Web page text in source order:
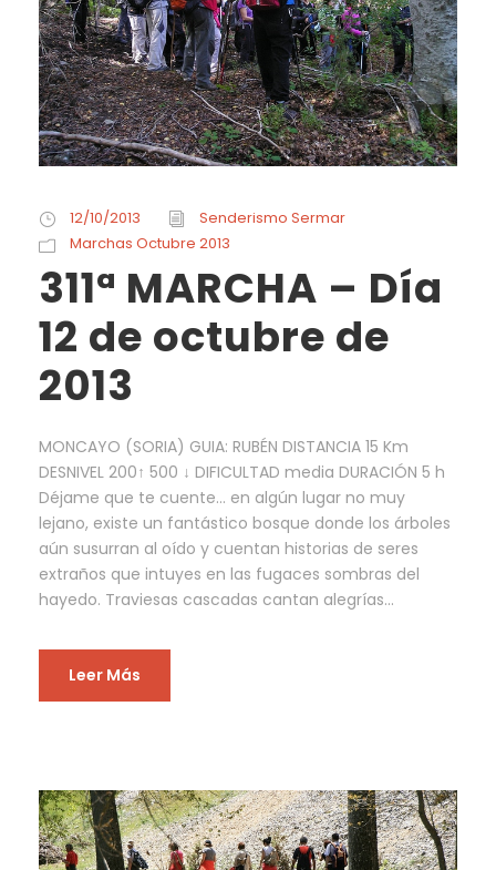
12/10/2013
Senderismo Sermar
Marchas Octubre 2013
311ª MARCHA – Día
12 de octubre de
2013
MONCAYO (SORIA) GUIA: RUBÉN DISTANCIA 15 Km
DESNIVEL 200↑ 500 ↓ DIFICULTAD media DURACIÓN 5 h
Déjame que te cuente… en algún lugar no muy
lejano, existe un fantástico bosque donde los árboles
aún susurran al oído y cuentan historias de seres
extraños que intuyes en las fugaces sombras del
hayedo. Traviesas cascadas cantan alegrías...
Leer Más